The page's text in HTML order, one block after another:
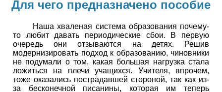
Для чего предназначено пособие
Наша хваленая система образования почему-
то любит давать периодические сбои. В первую
очередь они отзываются на детях. Решив
модернизировать подход к образованию, чиновники
не подумали о том, какая большая нагрузка стала
ложиться на плечи учащихся. Учителя, впрочем,
тоже оказались пострадавшей стороной, так как из-
за бесконечной писанины, которая им теперь